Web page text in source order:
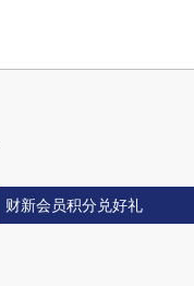
财新会员积分兑好礼